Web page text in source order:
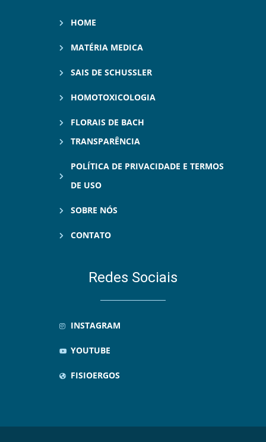
HOME
MATÉRIA MEDICA
SAIS DE SCHUSSLER
HOMOTOXICOLOGIA
FLORAIS DE BACH
TRANSPARÊNCIA
POLÍTICA DE PRIVACIDADE E TERMOS
DE USO
SOBRE NÓS
CONTATO
Redes Sociais
INSTAGRAM
YOUTUBE
FISIOERGOS